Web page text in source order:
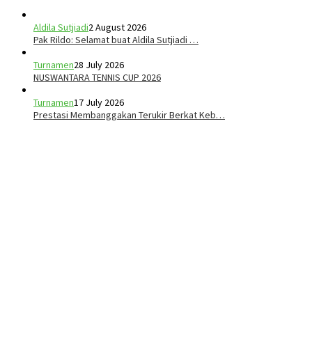
Aldila Sutjiadi2 August 2026
Pak Rildo: Selamat buat Aldila Sutjiadi …
Turnamen28 July 2026
NUSWANTARA TENNIS CUP 2026
Turnamen17 July 2026
Prestasi Membanggakan Terukir Berkat Keb…